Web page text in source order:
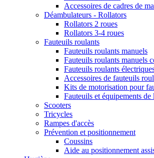
Accessoires de cadres de
Déambulateurs - Rollators
Rollators 2 roues
Rollators 3-4 roues
Fauteuils roulants
Fauteuils roulants manuels
Fauteuils roulants manuels
Fauteuils roulants
Accessoires de fauteuils
Kits de motorisation pour
Fauteuils et équipements de
Scooters
Tricycles
Rampes d'accès
Prévention et positionnement
Coussins
Aide au positionnement